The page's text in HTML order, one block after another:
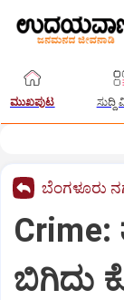
ಮುಖಪುಟ ಸುದ್ದಿ
ಬೆಂಗಳೂರು
Crime:
ಬಿಗಿದು